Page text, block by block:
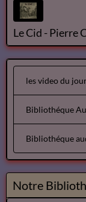
Le Cid - Pierre
les video du jour
Bibliothéque
Bibliothéque
Notre